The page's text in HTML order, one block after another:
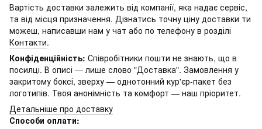
Вартість доставки залежить від компанії, яка надає сервіс,
та від місця призначення. Дізнатись точну ціну доставки ти
можеш, написавши нам у чат або по телефону в розділі
Контакти.
Конфіденційність: Співробітники пошти не знають, що в
посилці. В описі — лише слово "Доставка". Замовлення у
закритому боксі, зверху — однотонний кур'єр-пакет без
логотипів. Твоя анонімність та комфорт — наш пріоритет.
Детальніше про доставку
Способи оплати: